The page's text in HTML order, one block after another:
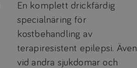
En komplett drickfärdig
specialnäring för
kostbehandling av
terapiresistent epilepsi. Även
vid andra sjukdomar och